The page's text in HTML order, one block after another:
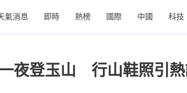
氣消息 即時 熱榜 國際 中國 科技
夜登玉山 行山鞋照引熱